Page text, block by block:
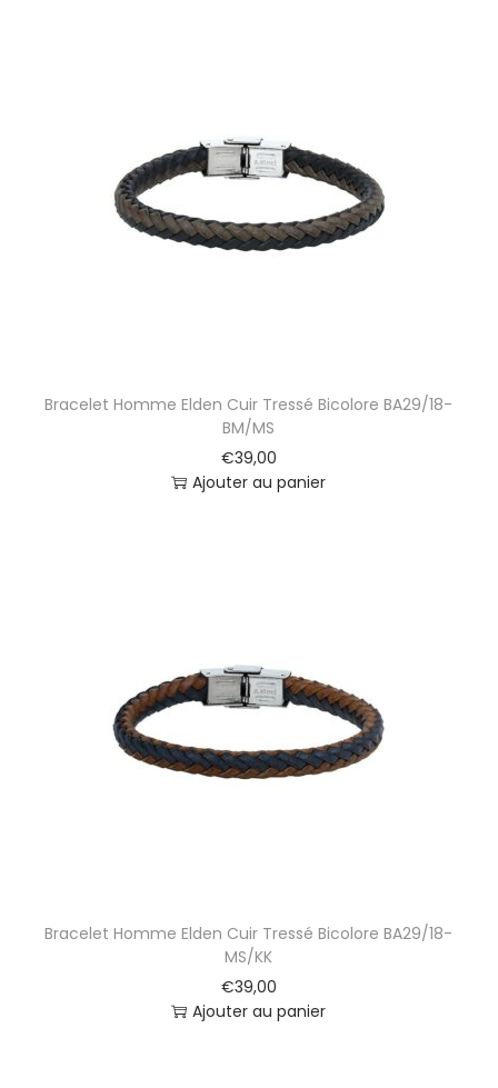
Bracelet Homme Elden Cuir Tressé Bicolore BA29/18-
BM/MS
€39,00
Ajouter au panier
Bracelet Homme Elden Cuir Tressé Bicolore BA29/18-
MS/KK
€39,00
Ajouter au panier